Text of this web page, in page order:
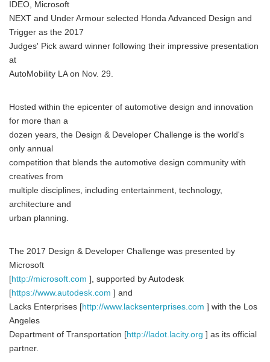
IDEO, Microsoft
NEXT and Under Armour selected Honda Advanced Design and
Trigger as the 2017
Judges' Pick award winner following their impressive presentation
at
AutoMobility LA on Nov. 29.
Hosted within the epicenter of automotive design and innovation
for more than a
dozen years, the Design & Developer Challenge is the world's
only annual
competition that blends the automotive design community with
creatives from
multiple disciplines, including entertainment, technology,
architecture and
urban planning.
The 2017 Design & Developer Challenge was presented by
Microsoft
[http://microsoft.com ], supported by Autodesk
[https://www.autodesk.com ] and
Lacks Enterprises [http://www.lacksenterprises.com ] with the Los
Angeles
Department of Transportation [http://ladot.lacity.org ] as its official
partner.